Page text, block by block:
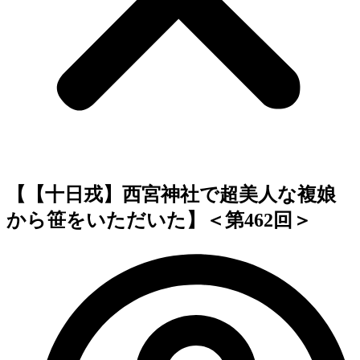
【【十日戎】西宮神社で超美人な複娘
から笹をいただいた】＜第462回＞